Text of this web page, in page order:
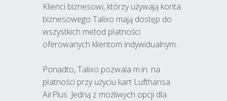
Klienci biznesowi, którzy używają konta
biznesowego Talixo mają dostęp do
wszystkich metod płatności
oferowanych klientom indywidualnym.
Ponadto, Talixo pozwala m.in. na
płatności przy użyciu kart Lufthansa
AirPlus. Jedną z możliwych opcji dla